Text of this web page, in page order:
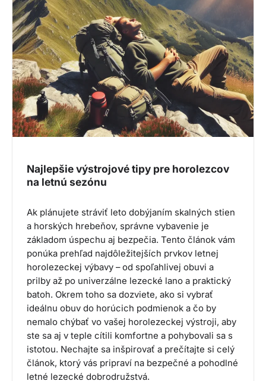
Najlepšie výstrojové tipy pre horolezcov
na letnú sezónu
Ak plánujete stráviť leto dobýjaním skalných stien
a horských hrebeňov, správne vybavenie je
základom úspechu aj bezpečia. Tento článok vám
ponúka prehľad najdôležitejších prvkov letnej
horolezeckej výbavy – od spoľahlivej obuvi a
prilby až po univerzálne lezecké lano a praktický
batoh. Okrem toho sa dozviete, ako si vybrať
ideálnu obuv do horúcich podmienok a čo by
nemalo chýbať vo vašej horolezeckej výstroji, aby
ste sa aj v teple cítili komfortne a pohybovali sa s
istotou. Nechajte sa inšpirovať a prečítajte si celý
článok, ktorý vás pripraví na bezpečné a pohodlné
letné lezecké dobrodružstvá.